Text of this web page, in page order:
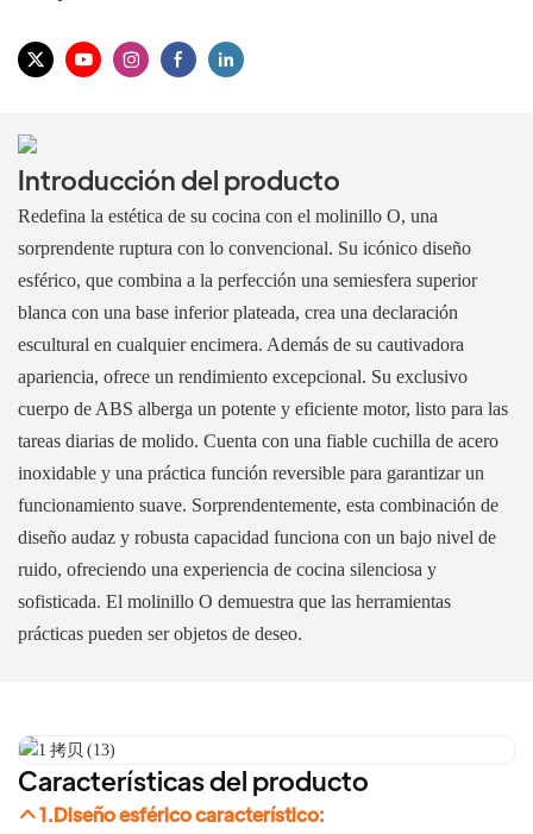
Introducción del producto
Redefina la estética de su cocina con el molinillo O, una
sorprendente ruptura con lo convencional. Su icónico diseño
esférico, que combina a la perfección una semiesfera superior
blanca con una base inferior plateada, crea una declaración
escultural en cualquier encimera. Además de su cautivadora
apariencia, ofrece un rendimiento excepcional. Su exclusivo
cuerpo de ABS alberga un potente y eficiente motor, listo para las
tareas diarias de molido. Cuenta con una fiable cuchilla de acero
inoxidable y una práctica función reversible para garantizar un
funcionamiento suave. Sorprendentemente, esta combinación de
diseño audaz y robusta capacidad funciona con un bajo nivel de
ruido, ofreciendo una experiencia de cocina silenciosa y
sofisticada. El molinillo O demuestra que las herramientas
prácticas pueden ser objetos de deseo.
Características del producto
1.Diseño esférico característico: